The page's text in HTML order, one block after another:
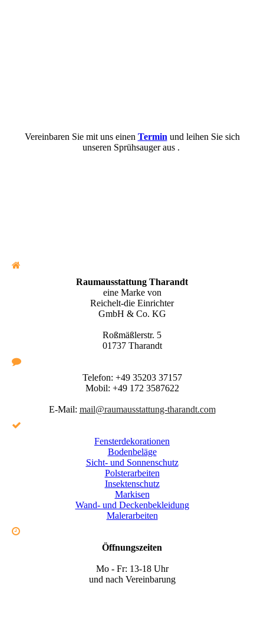
Vereinbaren Sie mit uns einen Termin und leihen Sie sich
unseren Sprühsauger aus .
Raumausstattung Tharandt
eine Marke von
Reichelt-die Einrichter
GmbH & Co. KG
Roßmäßlerstr. 5
01737 Tharandt
Telefon: +49 35203 37157
Mobil: +49 172 3587622
E-Mail: mail@raumausstattung-tharandt.com
Fensterdekorationen
Bodenbeläge
Sicht- und Sonnenschutz
Polsterarbeiten
Insektenschutz
Markisen
Wand- und Deckenbekleidung
Malerarbeiten
Öffnungszeiten
Mo - Fr: 13-18 Uhr
und nach Vereinbarung